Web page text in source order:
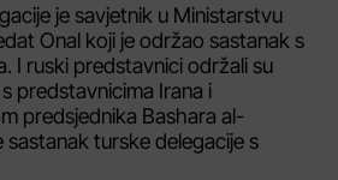
je savjetnik u Ministarstvu
Onal koji je održao sastanak s
I ruski predstavnici održali su
predstavnicima Irana i
predsjednika Bashara al-
sastanak turske delegacije s